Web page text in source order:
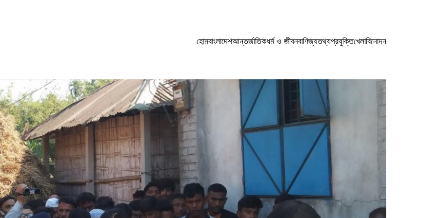
হোমবাংলাদেশআন্তর্জাতিকধর্ম ও জীবনবাণিজ্যতথ্যপ্রযুক্তিখেলাবিনোদন